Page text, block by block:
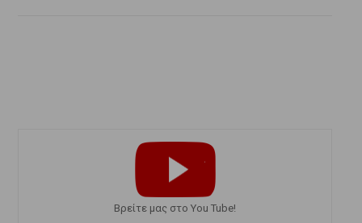
Bρείτε μας στο You Tube!